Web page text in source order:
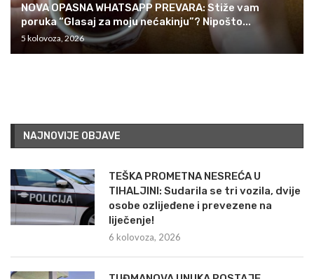
NOVA OPASNA WHATSAPP PREVARA: Stiže vam
poruka “Glasaj za moju nećakinju”? Nipošto...
5 kolovoza, 2026
NAJNOVIJE OBJAVE
TEŠKA PROMETNA NESREĆA U
TIHALJINI: Sudarila se tri vozila, dvije
osobe ozlijeđene i prevezene na
liječenje!
6 kolovoza, 2026